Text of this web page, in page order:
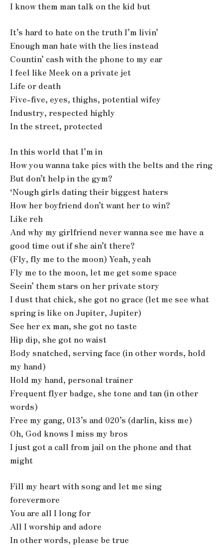
I know them man talk on the kid but
It’s hard to hate on the truth I’m livin’
Enough man hate with the lies instead
Countin’ cash with the phone to my ear
I feel like Meek on a private jet
Life or death
Five-five, eyes, thighs, potential wifey
Industry, respected highly
In the street, protected
In this world that I’m in
How you wanna take pics with the belts and the ring
But don’t help in the gym?
‘Nough girls dating their biggest haters
How her boyfriend don’t want her to win?
Like reh
And why my girlfriend never wanna see me have a
good time out if she ain’t there?
(Fly, fly me to the moon) Yeah, yeah
Fly me to the moon, let me get some space
Seein’ them stars on her private story
I dust that chick, she got no grace (let me see what
spring is like on Jupiter, Jupiter)
See her ex man, she got no taste
Hip dip, she got no waist
Body snatched, serving face (in other words, hold
my hand)
Hold my hand, personal trainer
Frequent flyer badge, she tone and tan (in other
words)
Free my gang, 013’s and 020’s (darlin, kiss me)
Oh, God knows I miss my bros
I just got a call from jail on the phone and that
might
Fill my heart with song and let me sing
forevermore
You are all I long for
All I worship and adore
In other words, please be true